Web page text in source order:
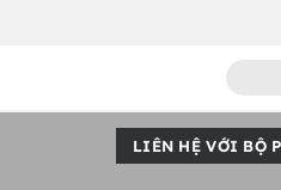
LIÊN HỆ VỚI BỘ